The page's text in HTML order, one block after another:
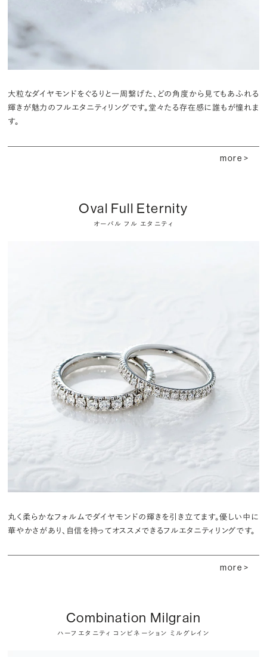
大粒なダイヤモンドをぐるりと一周繋げた、どの角度から見てもあふれる
輝きが魅力のフルエタニティリングです。堂々たる存在感に誰もが憧れま
す。
more >
Oval Full Eternity
オーバル フル エタニティ
丸く柔らかなフォルムでダイヤモンドの輝きを引き立てます。優しい中に
華やかさがあり、自信を持ってオススメできるフルエタニティリングです。
more >
Combination Milgrain
ハーフエタニティ コンビネーション ミルグレイン